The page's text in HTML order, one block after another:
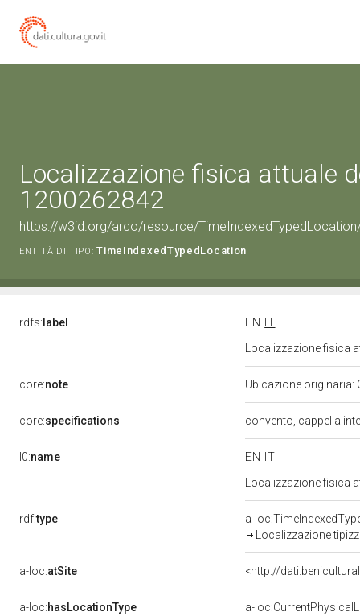
Localizzazione fisica attuale
1200262842
https://w3id.org/arco/resource/
ENTITÀ DI TIPO: TimeIndexedTypedLocation
rdfs: label EN
IT
Localizzazione fisica
core:note Ubicazione originaria:
core:specifications convento, cappella
l0:name EN
IT
Localizzazione fisica
rdf:type
a-
Localizzazione
a-loc:atSite <http://
a-loc:hasLocationType
a-